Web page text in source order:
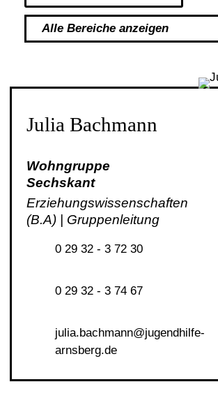
Julia Bachmann
Wohngruppe
Sechskant
Erziehungswissenschaften
(B.A) | Gruppenleitung
0 29 32 - 3 72 30
0 29 32 - 3 74 67
j l b chm nn j g ndh lf -
rnsb rg d